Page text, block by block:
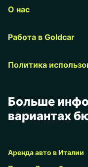
О нас
Работа в Goldcar
Политика
Больше
вариантах
Аренда авто в Италии